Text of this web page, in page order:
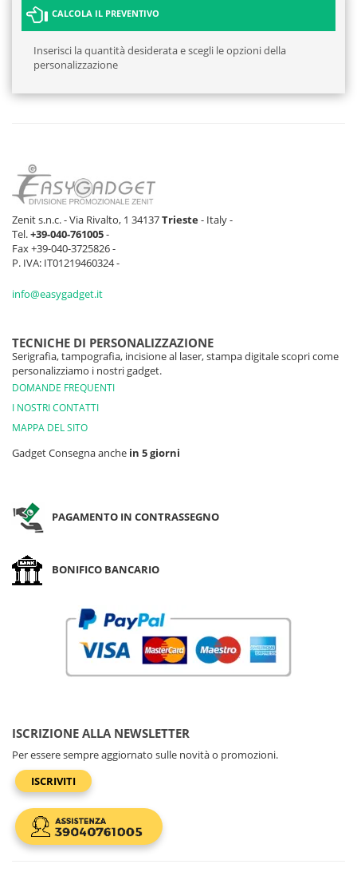
CALCOLA IL PREVENTIVO
Inserisci la quantità desiderata e scegli le opzioni della
personalizzazione
Zenit s.n.c. - Via Rivalto, 1 34137Trieste- Italy -
Tel.+39-040-761005-
Fax +39-040-3725826 -
P. IVA: IT01219460324 -
info@easygadget.it
TECNICHE DI PERSONALIZZAZIONE
Serigrafia, tampografia, incisione al laser, stampa digitale scopri come
personalizziamo i nostri gadget.
DOMANDE FREQUENTI
I NOSTRI CONTATTI
MAPPA DEL SITO
Gadget Consegna anche in 5 giorni
PAGAMENTO IN CONTRASSEGNO
BONIFICO BANCARIO
ISCRIZIONE ALLA NEWSLETTER
Per essere sempre aggiornato sulle novità o promozioni.
ISCRIVITI